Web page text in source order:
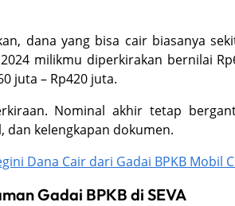
dana yang bisa cair biasanya
milikmu diperkirakan bernilai
juta – Rp420 juta.
Nominal akhir tetap
dan kelengkapan dokumen.
Dana Cair dari Gadai BPKB Mobil
Gadai BPKB di SEVA